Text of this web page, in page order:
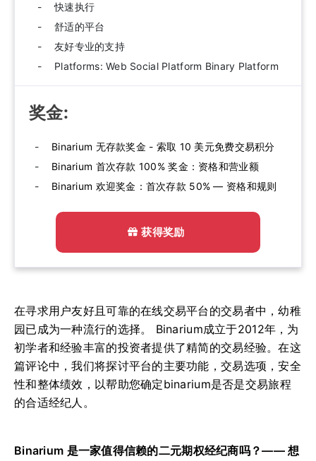
快速执行
舒适的平台
友好专业的支持
Platforms: Web Social Platform Binary Platform
奖金:
Binarium 无存款奖金 - 索取 10 美元免费交易积分
Binarium 首次存款 100% 奖金：资格和营业额
Binarium 欢迎奖金：首次存款 50% — 资格和规则
获得奖励
在寻求用户友好且可靠的在线交易平台的交易者中，幼稚
园已成为一种流行的选择。 Binarium成立于2012年，为
初学者和经验丰富的投资者提供了精简的交易经验。在这
篇评论中，我们将探讨平台的主要功能，交易选项，安全
性和整体绩效，以帮助您确定binarium是否是交易旅程
的合适经纪人。
Binarium 是一家值得信赖的二元期权经纪商吗？—— 想